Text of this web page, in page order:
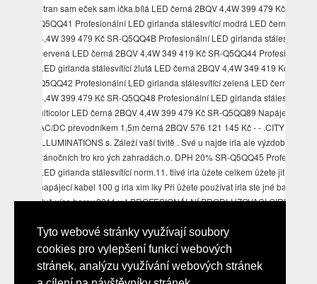
Tyto webové stránky využívají soubory
cookies pro vylepšení funkcí webových
stránek, analýzu využívání webových stránek
stran sam eček sam ička.bílá LED černá 2BQV 4,4W 399 479 Kč SR-
Q5QQ41 Profesionální LED girlanda stálesvítící modrá LED černá 2BQV
4,4W 399 479 Kč SR-Q5QQ4B Profesionální LED girlanda stálesvítící
červená LED černá 2BQV 4,4W 349 419 Kč SR-Q5QQ44 Profesionální
LED girlanda stálesvítící žlutá LED černá 2BQV 4,4W 349 419 Kč SR-
Q5QQ42 Profesionální LED girlanda stálesvítící zelená LED černá 2BQV
4,4W 399 479 Kč SR-Q5QQ48 Profesionální LED girlanda stálesvítící
ulticolor LED černá 2BQV 4,4W 399 479 Kč SR-Q5QQ89 Napájecí kabel
AC/DC převodníkem 1,5m černá 2BQV 576 121 145 Kč - - .CITY
ILLUMINATIONS s. Záleží vaší tivitě . Své u najde irla ale výzdobě fire
vánočních tro kro ých zahradách.o. DPH 20% SR-Q5QQ45 Profesionální
LED girlanda stálesvítící norm.11. tlivé irla ůžete celkem ůžete jit řívo
napájecí kabel 100 g irla xim lky Při ůžete používat irla ste jné barvy,
dvě více barev.2011 v * PROFESIONÁLNÍ PRODLUZOVACI GIRLANDY
NEOBSAHUJÍ PŘÍVODNÍ NAPÁJECÍ KABEL AC/DC PŘEVODNÍKEM,
NUTNÉ OBJEDNAT SAMOSTATNĚ! i T sio ích dlu žova cích irla 230V řím
rče výzd velkých vánočních tro ěstech, obcích, bch ních tre apod.r